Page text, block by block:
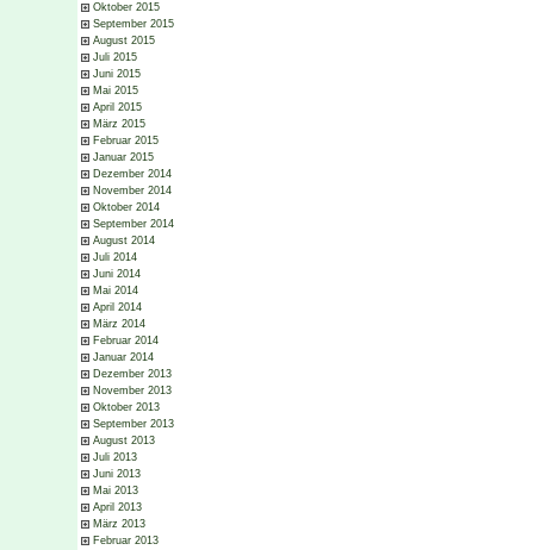
Oktober 2015
September 2015
August 2015
Juli 2015
Juni 2015
Mai 2015
April 2015
März 2015
Februar 2015
Januar 2015
Dezember 2014
November 2014
Oktober 2014
September 2014
August 2014
Juli 2014
Juni 2014
Mai 2014
April 2014
März 2014
Februar 2014
Januar 2014
Dezember 2013
November 2013
Oktober 2013
September 2013
August 2013
Juli 2013
Juni 2013
Mai 2013
April 2013
März 2013
Februar 2013